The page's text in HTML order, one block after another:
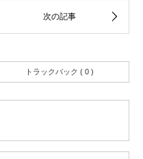
トラックバック ( 0 )